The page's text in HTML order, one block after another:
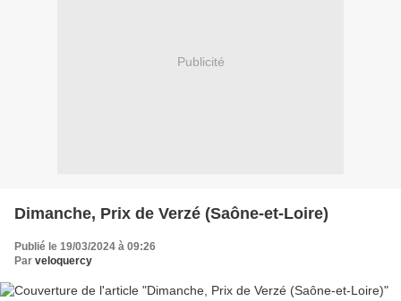
Publicité
Dimanche, Prix de Verzé (Saône-et-Loire)
Publié le 19/03/2024 à 09:26
Par veloquercy